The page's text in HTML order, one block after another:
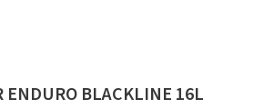
ENDURO BLACKLINE 16L